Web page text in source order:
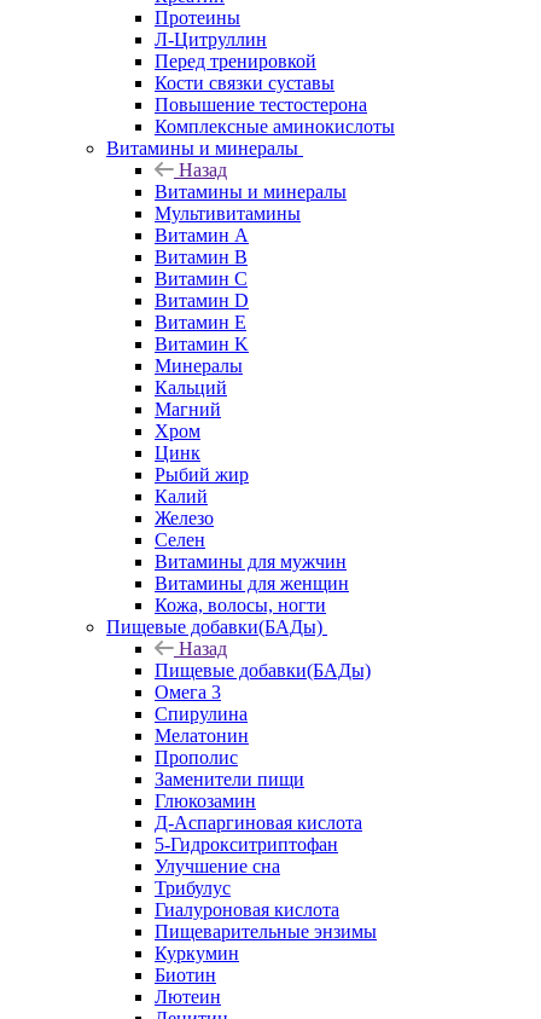
Протеины
Л-Цитруллин
Перед тренировкой
Кости связки суставы
Повышение тестостерона
Комплексные аминокислоты
Витамины и минералы
Назад
Витамины и минералы
Мультивитамины
Витамин A
Витамин B
Витамин C
Витамин D
Витамин E
Витамин K
Минералы
Кальций
Магний
Хром
Цинк
Рыбий жир
Калий
Железо
Селен
Витамины для мужчин
Витамины для женщин
Кожа, волосы, ногти
Пищевые добавки(БАДы)
Назад
Пищевые добавки(БАДы)
Омега 3
Спирулина
Мелатонин
Прополис
Заменители пищи
Глюкозамин
Д-Аспаргиновая кислота
5-Гидрокситриптофан
Улучшение сна
Трибулус
Гиалуроновая кислота
Пищеварительные энзимы
Куркумин
Биотин
Лютеин